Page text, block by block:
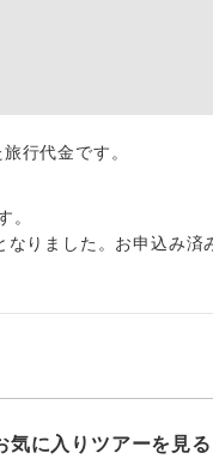
行代金です。
。
りました。お申込み
気に入りツアーを見る
1名様から出
1名様1室利用